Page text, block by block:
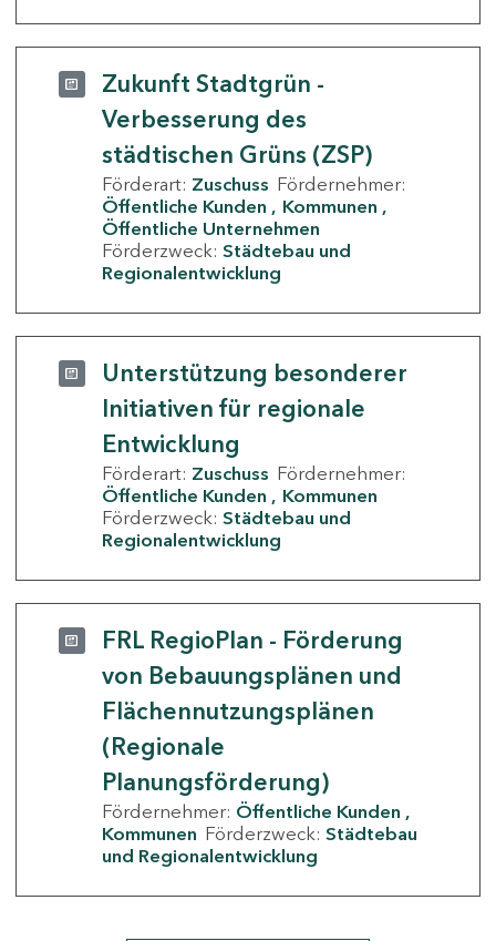
Zukunft Stadtgrün -
Verbesserung des
städtischen Grüns (ZSP)
Förderart: Zuschuss Fördernehmer:
Öffentliche Kunden
Kommunen
Öffentliche Unternehmen
Förderzweck: Städtebau und
Regionalentwicklung
Unterstützung besonderer
Initiativen für regionale
Entwicklung
Förderart: Zuschuss Fördernehmer:
Öffentliche Kunden
Kommunen
Förderzweck: Städtebau und
Regionalentwicklung
FRL RegioPlan - Förderung
von Bebauungsplänen und
Flächennutzungsplänen
(Regionale
Planungsförderung)
Fördernehmer: Öffentliche Kunden
Kommunen Förderzweck: Städtebau
und Regionalentwicklung